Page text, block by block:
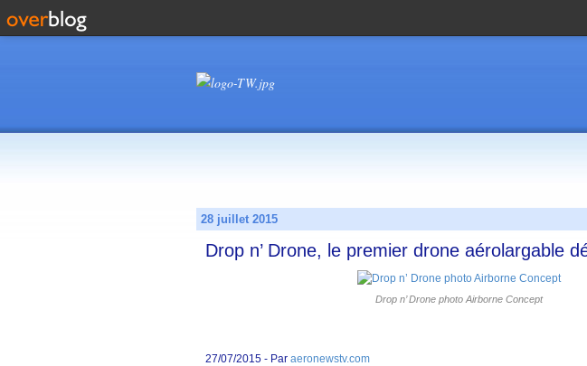
28 juillet 2015
Drop n’ Drone, le premier drone aérolargable
Drop n’ Drone photo Airborne Concept
27/07/2015 - Par aeronewstv.com